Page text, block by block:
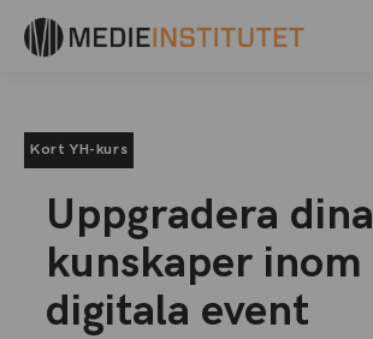
Kort YH-kurs
Uppgradera dina
kunskaper inom
digitala event